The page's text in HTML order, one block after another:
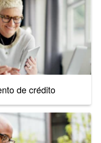
de crédito